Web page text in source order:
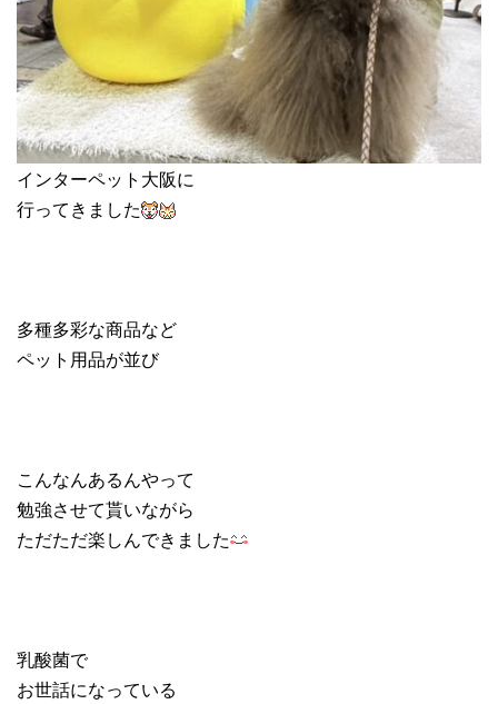
インターペット大阪に
行ってきました
多種多彩な商品など
ペット用品が並び
こんなんあるんやって
勉強させて貰いながら
ただただ楽しんできました
乳酸菌で
お世話になっている